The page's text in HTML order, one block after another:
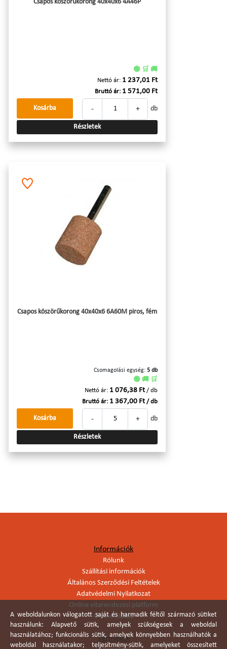
Csapos köszörűkorong 40x40x6 4A46P
🟢 🛒 🚚
Nettó ár: 1 237,01 Ft
Bruttó ár: 1 571,00 Ft
- + db
Kosárba
Részletek
Csapos köszörűkorong 40x40x6 6A60M piros, fém
Csomagolási egység: 5 db
🟢 🚚 🛒
Nettó ár: 1 076,38 Ft / db
Bruttó ár: 1 367,00 Ft / db
- + db
Kosárba
Részletek
Információk
Rólunk
Szállítási információk
Általános Szerződési Feltételek
Adatvédelmi Nyilatkozat
Online vitarendezési platform
Online elállás
Termékek
A weboldalunkon válogatott saját és harmadik féltől származó sütiket
használunk: Alapvető sütik, amelyek szükségesek a weboldal
használatához; funkcionális sütik, amelyek könnyebben használhatók a
weboldal használatakor; teljesítmény-sütik, amelyeket összesített